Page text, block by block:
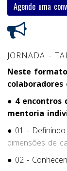
Agende uma
JORNADA -
Neste
● 4 encontros
mentoria
● 01 -
dimensões de
● 02 -